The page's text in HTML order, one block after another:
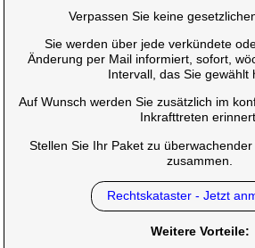
Verpassen Sie keine
Sie werden über jede verkündete
Änderung per Mail informiert, sofort,
Intervall, das Sie gewählt
Auf Wunsch werden Sie zusätzlich im
Inkrafttreten
Stellen Sie Ihr Paket zu
zusammen.
Rechtskataster - Jetzt
Weitere Vorteile: